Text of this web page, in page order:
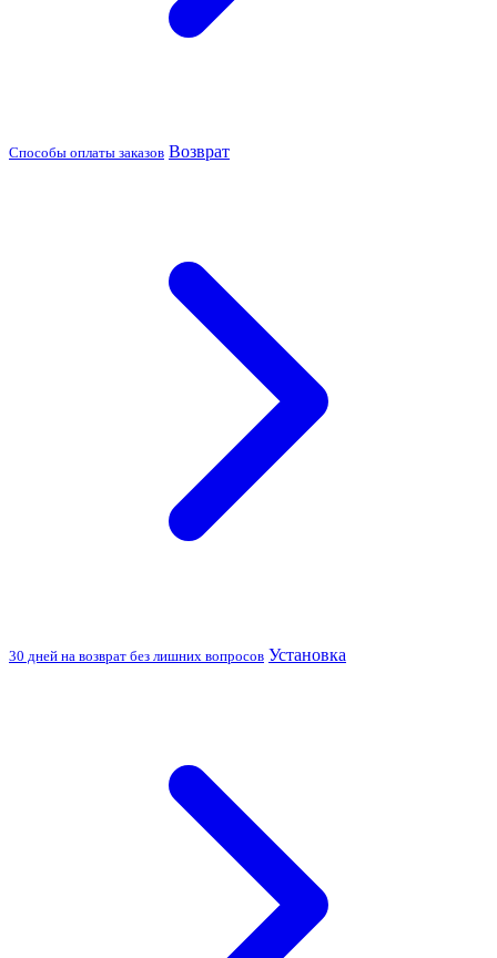
Способы оплаты заказов Возврат
30 дней на возврат без лишних вопросов Установка